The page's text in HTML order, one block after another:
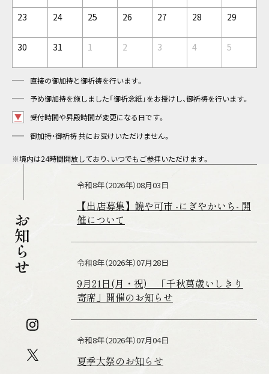
23 24 25 26 27 28 29
30 31 1 2 3 4 5
直接の御加持と御祈祷を行います。
予め御加持を施しました「御祈念紙」をお授けし、御祈祷を行います。
▼
受付時間や昇殿時間が変更になる日です。
御加持・御祈祷 共にお受けいただけません。
※境内は24時間開放しており、いつでもご参拝いただけます。
お知らせ
令和8年（2026年）08月03日
【出店募集】饒や可市 -にぎやかいち- 開
催について
令和8年（2026年）07月28日
9月21日(月・祝) 「千秋萬歳いしきり
寄席」開催のお知らせ
令和8年（2026年）07月04日
夏季大祭のお知らせ